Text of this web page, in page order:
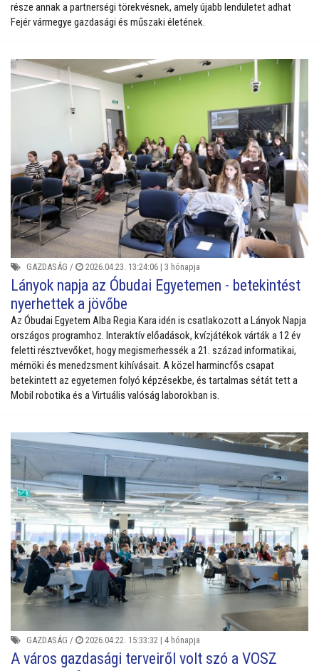
része annak a partnerségi törekvésnek, amely újabb lendületet adhat
Fejér vármegye gazdasági és műszaki életének.
GAZDASÁG / 2026.04.23. 13:24:06 | 3 hónapja
Lányok napja az Óbudai Egyetemen - betekintést
nyerhettek a jövőbe
Az Óbudai Egyetem Alba Regia Kara idén is csatlakozott a Lányok Napja
országos programhoz. Interaktív előadások, kvízjátékok várták a 12 év
feletti résztvevőket, hogy megismerhessék a 21. század informatikai,
mérnöki és menedzsment kihívásait. A közel harmincfős csapat
betekintett az egyetemen folyó képzésekbe, és tartalmas sétát tett a
Mobil robotika és a Virtuális valóság laborokban is.
GAZDASÁG / 2026.04.22. 15:33:32 | 4 hónapja
A város gazdasági terveiről volt szó a VOSZ